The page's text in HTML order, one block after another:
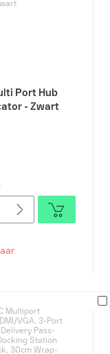
Port Hub
- Zwart